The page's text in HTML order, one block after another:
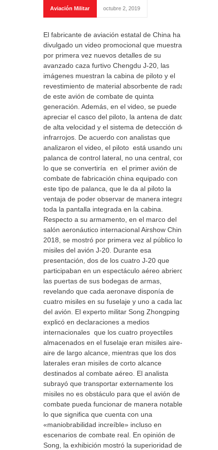
Aviación Militar octubre 2, 2019
El fabricante de aviación estatal de China ha
divulgado un video promocional que muestra
por primera vez nuevos detalles de su
avanzado caza furtivo Chengdu J-20, las
imágenes muestran la cabina de piloto y el
revestimiento de material absorbente de radar
de este avión de combate de quinta
generación. Además, en el video, se puede
apreciar el casco del piloto, la antena de datos
de alta velocidad y el sistema de detección de
infrarrojos. De acuerdo con analistas que
analizaron el video, el piloto está usando una
palanca de control lateral, no una central, con
lo que se convertiría en el primer avión de
combate de fabricación china equipado con
este tipo de palanca, que le da al piloto la
ventaja de poder observar de manera integral
toda la pantalla integrada en la cabina.
Respecto a su armamento, en el marco del
salón aeronáutico internacional Airshow China-
2018, se mostró por primera vez al público los
misiles del avión J-20. Durante esa
presentación, dos de los cuatro J-20 que
participaban en un espectáculo aéreo abrieron
las puertas de sus bodegas de armas,
revelando que cada aeronave disponía de
cuatro misiles en su fuselaje y uno a cada lado
del avión. El experto militar Song Zhongping
explicó en declaraciones a medios
internacionales que los cuatro proyectiles
almacenados en el fuselaje eran misiles aire-
aire de largo alcance, mientras que los dos
laterales eran misiles de corto alcance
destinados al combate aéreo. El analista
subrayó que transportar externamente los
misiles no es obstáculo para que el avión de
combate pueda funcionar de manera notable,
lo que significa que cuenta con una
«maniobrabilidad increíble» incluso en
escenarios de combate real. En opinión de
Song, la exhibición mostró la superioridad del